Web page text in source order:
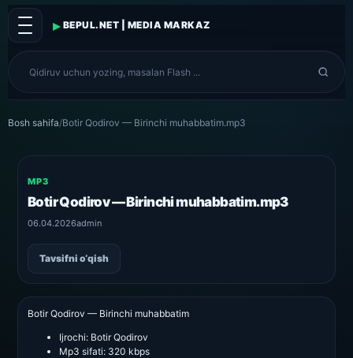
▸ BEPUL.NET | MEDIA MARKAZ
Bosh sahifa/Botir Qodirov — Birinchi muhabbatim.mp3
MP3
Botir Qodirov — Birinchi muhabbatim.mp3
06.04.2026admin
Tavsifni o‘qish
Botir Qodirov — Birinchi muhabbatim
Ijrochi: Botir Qodirov
Mp3 sifati: 320 kbps